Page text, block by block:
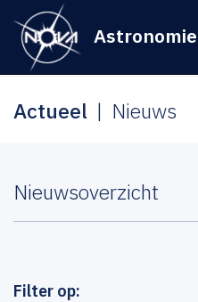
Astronomie
Actueel Nieuws
Nieuwsoverzicht
Filter op: